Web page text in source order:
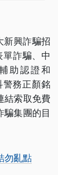
新興詐騙招
詐騙、中
助認證和
務正顏銘
結索取免費
騙集團的目
勿亂點